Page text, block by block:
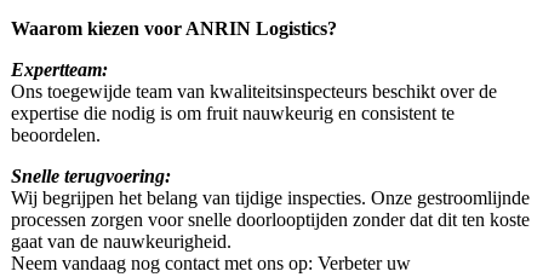
Waarom kiezen voor ANRIN Logistics?
Expertteam:
Ons toegewijde team van kwaliteitsinspecteurs beschikt over de
expertise die nodig is om fruit nauwkeurig en consistent te
beoordelen.
Snelle terugvoering:
Wij begrijpen het belang van tijdige inspecties. Onze gestroomlijnde
processen zorgen voor snelle doorlooptijden zonder dat dit ten koste
gaat van de nauwkeurigheid.
Neem vandaag nog contact met ons op: Verbeter uw